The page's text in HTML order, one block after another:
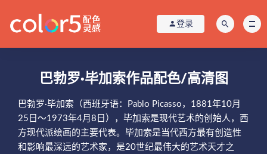
登录
巴勃罗·毕加索作品配色/高清图
巴勃罗·毕加索（西班牙语：Pablo Picasso，1881年10月
25日～1973年4月8日），毕加索是现代艺术的创始人，西
方现代派绘画的主要代表。毕加索是当代西方最有创造性
和影响最深远的艺术家，是20世纪最伟大的艺术天才之